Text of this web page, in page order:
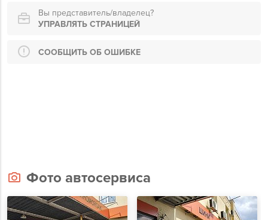
Вы представитель/владелец?
УПРАВЛЯТЬ СТРАНИЦЕЙ
СООБЩИТЬ ОБ ОШИБКЕ
Фото автосервиса